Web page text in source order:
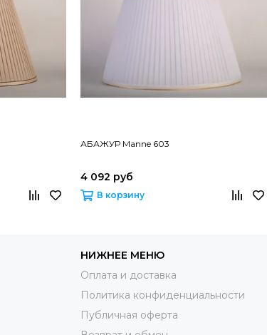
АБАЖУР Manne 603
4 092 руб
В корзину
НИЖНЕЕ МЕНЮ
Оплата и доставка
Политика конфиденциальности
Публичная оферта